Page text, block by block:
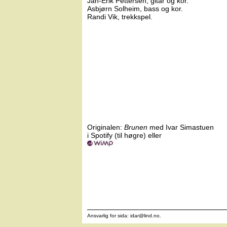
Asbjørn Solheim, bass og kor.
Randi Vik, trekkspel.
Originalen: Brunen med Ivar Simastuen
i Spotify (til høgre) eller
Ansvarlig for sida: idar@lind.no.